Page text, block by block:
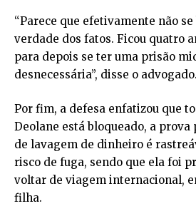
“Parece que efetivamente não
verdade dos fatos. Ficou quatro
para depois se ter uma prisão
desnecessária”, disse o advogado.
Por fim, a defesa enfatizou que
Deolane está bloqueado, a
de lavagem de dinheiro é
risco de fuga, sendo que ela foi
voltar de viagem internacional,
filha.